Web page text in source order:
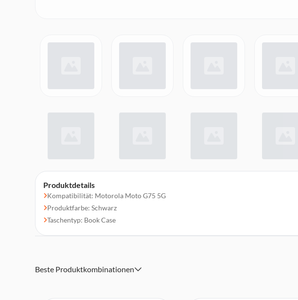
Produktdetails
Kompatibilität: Motorola Moto G75 5G
Produktfarbe: Schwarz
Taschentyp: Book Case
Beste Produktkombinationen